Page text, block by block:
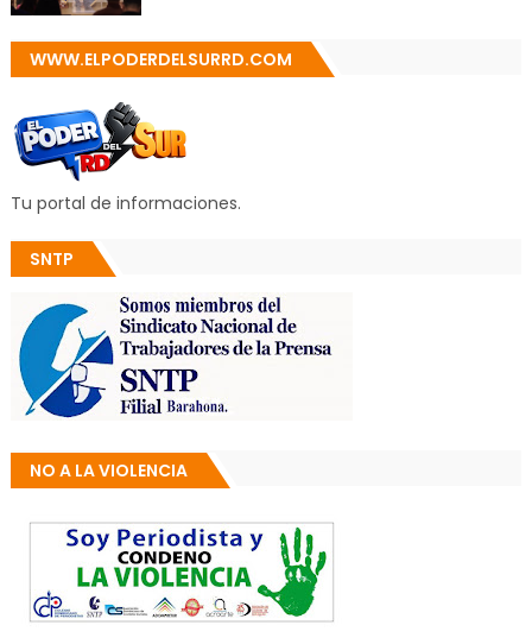
WWW.ELPODERDELSURRD.COM
Tu portal de informaciones.
SNTP
NO A LA VIOLENCIA